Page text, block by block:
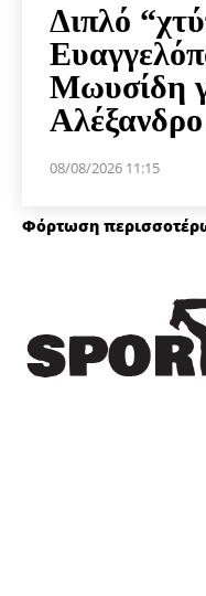
Διπλό
Μωυσίδη
08/08/2026 11:15
Φόρτωση